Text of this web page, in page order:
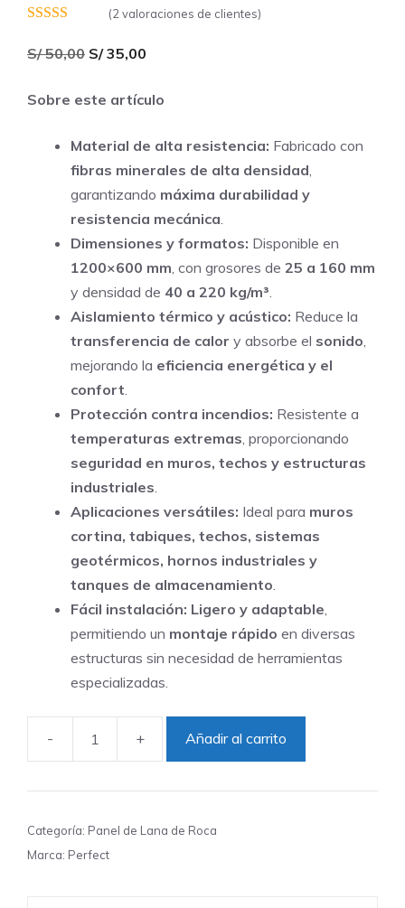
(2 valoraciones de clientes)
S/50,00 El
original
S/ 50,00.
S/35,00
actual
S/ 35,00.
Sobre este artículo
Material de alta resistencia: Fabricado con
fibras minerales de alta densidad
garantizando máxima durabilidad y
resistencia mecánica
Dimensiones y formatos: Disponible en
1200×600 mm , con grosores de 25 a 160 mm
y densidad de 40 a 220 kg/m³
Aislamiento térmico y acústico: Reduce la
transferencia de calor y absorbe el sonido
mejorando la eficiencia energética y el
confort
Protección contra incendios: Resistente a
temperaturas extremas , proporcionando
seguridad en muros, techos y estructuras
industriales
Aplicaciones versátiles: Ideal para muros
cortina, tabiques, techos, sistemas
geotérmicos, hornos industriales y
tanques de almacenamiento
Fácil instalación: Ligero y adaptable
permitiendo un montaje rápido en diversas
estructuras sin necesidad de herramientas
especializadas.
-
Panel
de
+ Añadir al carrito
Categoría: Panel de Lana de Roca
Marca: Perfect